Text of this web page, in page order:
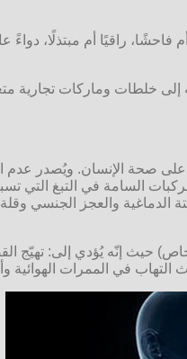
راقيًا أم مبتذلًا،
خلطات وماركات تجارية
صحة الإنسان. ويُصدر
السامة في التبغ
الدماغية والعجز الجنسي
إنّه يُؤدي إلى: تهيّج
في الممرات الهوائية